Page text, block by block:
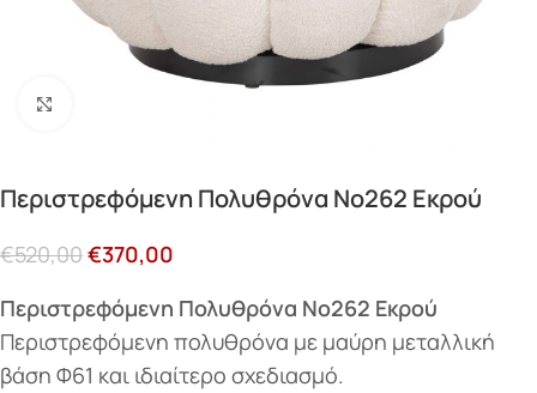
Περιστρεφόμενη Πολυθρόνα Νο262 Εκρού
€520,00€370,00
Περιστρεφόμενη Πολυθρόνα Νο262 Εκρού
Περιστρεφόμενη πολυθρόνα με μαύρη μεταλλική
βάση Φ61 και ιδιαίτερο σχεδιασμό.